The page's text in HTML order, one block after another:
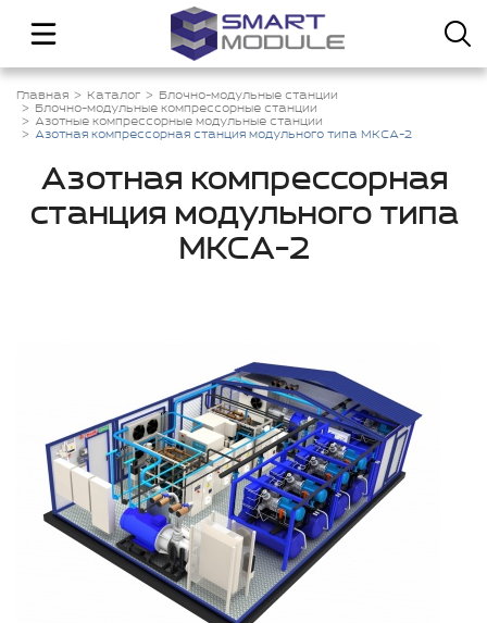
Главная Каталог
Блочно-модульные станции
Блочно-модульные компрессорные станции
Азотные компрессорные модульные станции
Азотная компрессорная станция модульного типа МКСА-2
Азотная компрессорная
станция модульного типа
МКСА-2